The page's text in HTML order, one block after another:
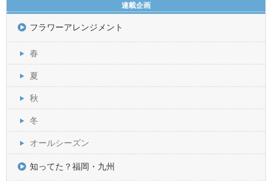
連載企画
フラワーアレンジメント
春
夏
秋
冬
オールシーズン
知ってた？福岡・九州